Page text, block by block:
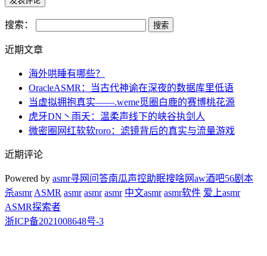
搜索：
近期文章
海外哄睡有哪些？
OracleASMR：当古代神谕在深夜的数据库里低语
当虚拟拥抱真实——.weme觅圈白鹿的赛博桃花源
虎牙DN丶雨夭：温柔声线下的峡谷执剑人
微密圈网红软软roro：滤镜背后的真实与流量游戏
近期评论
Powered by asmr寻网问答南瓜声控助眠搜啥网aw酒吧56剧本
杀asmr ASMR asmr asmr asmr 中文asmr asmr软件 爱上asmr
ASMR探索者
浙ICP备2021008648号-3